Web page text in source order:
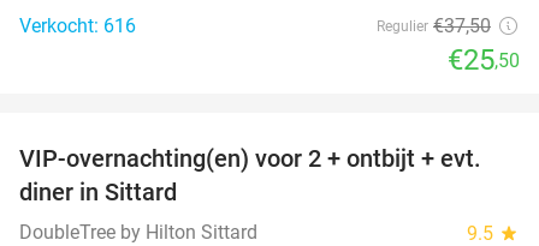
Verkocht: 616
Regulier €37,50
€25,50
33%
VIP-overnachting(en) voor 2 + ontbijt + evt.
diner in Sittard
DoubleTree by Hilton Sittard 9.5 star